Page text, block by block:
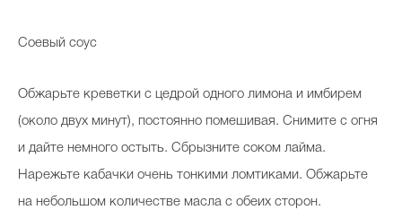
Соевый соус
Обжарьте креветки с цедрой одного лимона и имбирем
(около двух минут), постоянно помешивая. Снимите с огня
и дайте немного остыть. Сбрызните соком лайма.
Нарежьте кабачки очень тонкими ломтиками. Обжарьте
на небольшом количестве масла с обеих сторон.